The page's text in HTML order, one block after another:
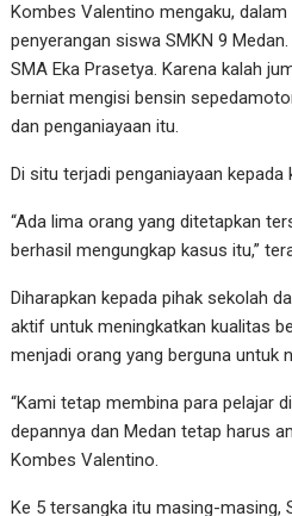
Kombes Valentino mengaku,
penyerangan siswa SMKN 9
SMA Eka Prasetya. Karena kalah
berniat mengisi bensin
dan penganiayaan itu.
Di situ terjadi penganiayaan kepada
“Ada lima orang yang ditetapkan
berhasil mengungkap kasus itu,”
Diharapkan kepada pihak sekolah
aktif untuk meningkatkan kualitas
menjadi orang yang berguna untuk
“Kami tetap membina para pelajar
depannya dan Medan tetap harus
Kombes Valentino.
Ke 5 tersangka itu masing-masing,